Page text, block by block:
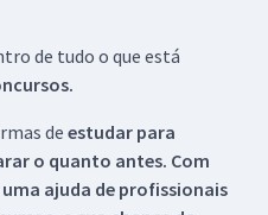
de tudo o que está
de estudar para
o quanto antes. Com
ajuda de profissionais